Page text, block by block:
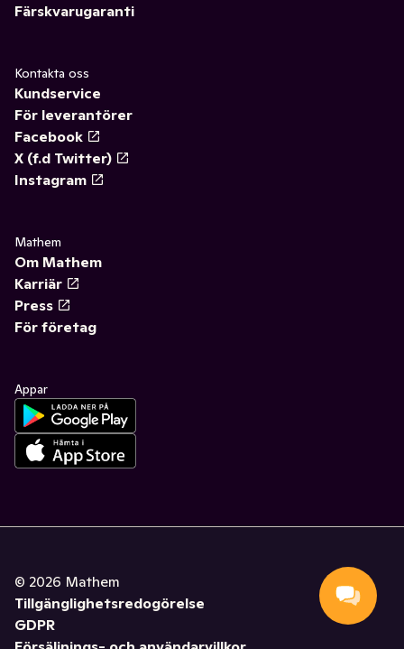
Färskvarugaranti
Kontakta oss
Kundservice
För leverantörer
Facebook
X (f.d Twitter)
Instagram
Mathem
Om Mathem
Karriär
Press
För företag
Appar
© 2026 Mathem
Tillgänglighetsredogörelse
GDPR